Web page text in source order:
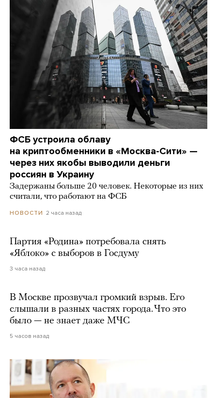
ФСБ устроила облаву
на криптообменники в «Москва-Сити» —
через них якобы выводили деньги
россиян в Украину
Задержаны больше 20 человек. Некоторые из них
считали, что работают на ФСБ
НОВОСТИ 2 часа назад
Партия «Родина» потребовала снять
«Яблоко» с выборов в Госдуму
3 часа назад
В Москве прозвучал громкий взрыв. Его
слышали в разных частях города. Что это
было — не знает даже МЧС
5 часов назад